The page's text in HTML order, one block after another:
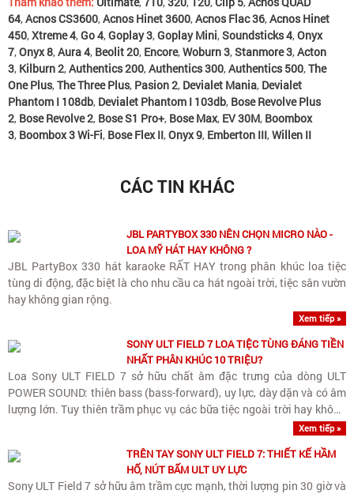
64,Acnos CS3600,Acnos Hinet 3600,Acnos Flac 36,Acnos Hinet
450,Xtreme 4,Go 4,Goplay 3,Goplay Mini,Soundsticks 4,Onyx
7,Onyx 8,Aura 4, Beolit 20, Encore,Woburn 3,Stanmore 3,Acton
3, Kilburn 2,Authentics 200,Authentics 300,Authentics 500,The
One Plus,The Three Plus, Pasion 2, Devialet Mania, Devialet
Phantom I 108db, Devialet Phantom I 103db, Bose Revolve Plus
2, Bose Revolve 2, Bose S1 Pro+, Bose Max, EV 30M, Boombox
3, Boombox 3 Wi-Fi, Bose Flex II,Onyx 9, Emberton III,Willen II
CÁC TIN KHÁC
JBL PARTYBOX 330 NÊN CHỌN MICRO NÀO -
LOA MỸ HÁT HAY KHÔNG ?
JBL PartyBox 330 hát karaoke RẤT HAY trong phân khúc loa tiệc
tùng di động, đặc biệt là cho nhu cầu ca hát ngoài trời, tiệc sân vườn
hay không gian rộng.
Xem tiếp »
SONY ULT FIELD 7 LOA TIỆC TÙNG ĐÁNG TIỀN
NHẤT PHÂN KHÚC 10 TRIỆU?
Loa Sony ULT FIELD 7 sở hữu chất âm đặc trưng của dòng ULT
POWER SOUND: thiên bass (bass-forward), uy lực, dày dặn và có âm
lượng lớn. Tuy thiên trầm phục vụ các bữa tiệc ngoài trời hay không
Xem tiếp »
TRÊN TAY SONY ULT FIELD 7: THIẾT KẾ HẦM
HỐ, NÚT BẤM ULT UY LỰC
Sony ULT Field 7 sở hữu âm trầm cực mạnh, thời lượng pin 30 giờ và